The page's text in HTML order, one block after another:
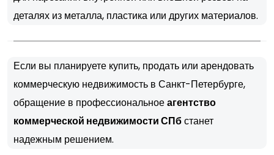
деталях из металла, пластика или других материалов.
Если вы планируете купить, продать или арендовать
коммерческую недвижимость в Санкт-Петербурге,
обращение в профессиональноеагентство
коммерческой недвижимости СПбстанет
надежным решением.